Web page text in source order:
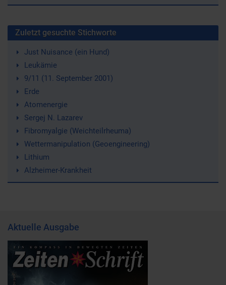
Zuletzt gesuchte Stichworte
Just Nuisance (ein Hund)
Leukämie
9/11 (11. September 2001)
Erde
Atomenergie
Sergej N. Lazarev
Fibromyalgie (Weichteilrheuma)
Wettermanipulation (Geoengineering)
Lithium
Alzheimer-Krankheit
Aktuelle Ausgabe